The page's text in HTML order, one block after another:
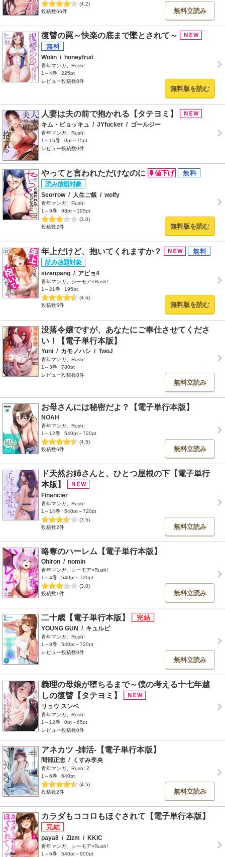
(4.2)
投稿数66件
無料立読み
復讐の罠～快楽の底まで墜とされて～
Wolin / honeyfruit
青年マンガ、Rush!
1～4巻
225pt
レビュー投稿数0件
無料版を読む
人妻は夫の前で抱かれる【タテヨミ】
キム・ビョッキュ / JYfucker / ゴールジー
青年マンガ、Rush!
1～15巻
0pt～75pt
レビュー投稿数0件
やってと言われただけなのに
Seorrow / 人生ご飯 / wolfy
青年マンガ、Rush!
1～9巻
98pt～195pt
(3.0)
投稿数2件
無料版を読む
年上だけど、抱いてくれますか？
sizenpang / アビョ4
青年マンガ、シーモア×Rush!
1～21巻
195pt
(4.6)
投稿数5件
無料版を読む
没落令嬢ですが、あなたにご奉仕させてくださ
い！【電子単行本版】
Yuni / カモノハシ / TwoJ
青年マンガ、Rush!
1～3巻
780pt
レビュー投稿数0件
無料立読み
お母さんには秘密だよ？【電子単行本版】
NOAH
青年マンガ、Rush!
1～12巻
540pt～720pt
(4.5)
投稿数6件
無料立読み
ド天然お姉さんと、ひとつ屋根の下【電子単行
本版】
Financier
青年マンガ、Rush!
1～14巻
540pt～720pt
(3.5)
投稿数2件
無料立読み
略奪のハーレム【電子単行本版】
Ohiron / nomin
青年マンガ、シーモア×Rush!
1～4巻
540pt～720pt
(3.0)
投稿数1件
無料立読み
二十歳【電子単行本版】
YOUNG GUN / キュルピ
青年マンガ、Rush!
1～8巻
540pt～720pt
レビュー投稿数0件
無料立読み
義理の母娘が堕ちるまで～僕の考える十七年越
しの復讐【タテヨミ】
リュウ スンベ
青年マンガ、Rush!
1～12巻
0pt～65pt
レビュー投稿数0件
アネカツ -姉活-【電子単行本版】
間部正志 / くすみ李央
青年マンガ、Rush! Z
1～6巻
640pt
(4.5)
投稿数2件
無料立読み
カラダもココロもほぐされて【電子単行本版】
paya8 / Zizm / KKIC
青年マンガ、シーモア×Rush!
1～6巻
540pt～900pt